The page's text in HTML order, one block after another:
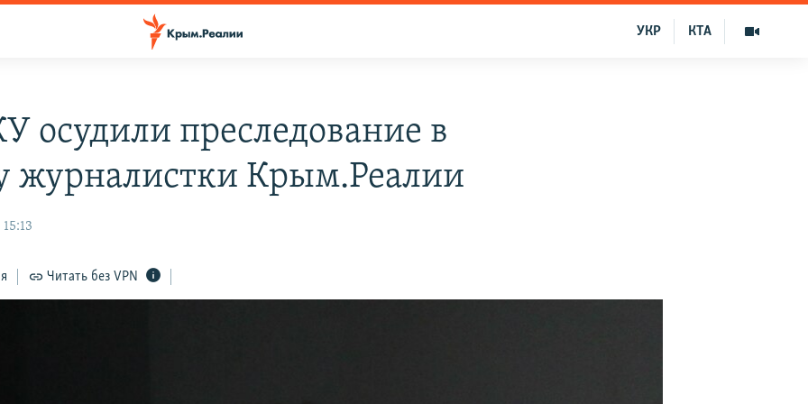
КТА
УКР
осудили преследование в
журналистки Крым.Реалии
Читать без VPN